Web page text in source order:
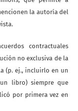
la autoría del
contractuales
no exclusiva de la
(p. ej., incluirlo en un
libro) siempre que
por primera vez en